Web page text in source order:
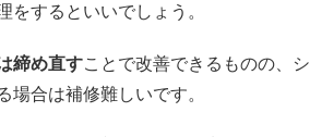
をするといいでしょう。
締め直すことで改善できるものの、
場合は補修難しいです。